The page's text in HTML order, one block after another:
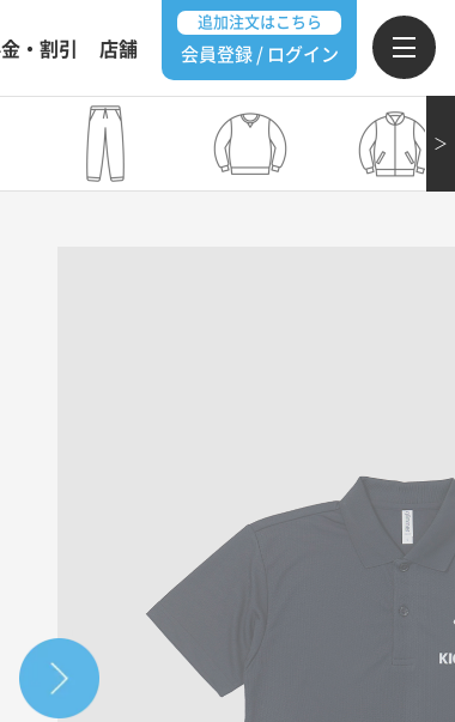
・割引 店舗
追加注文はこちら
会員登録 / ログイン
＞